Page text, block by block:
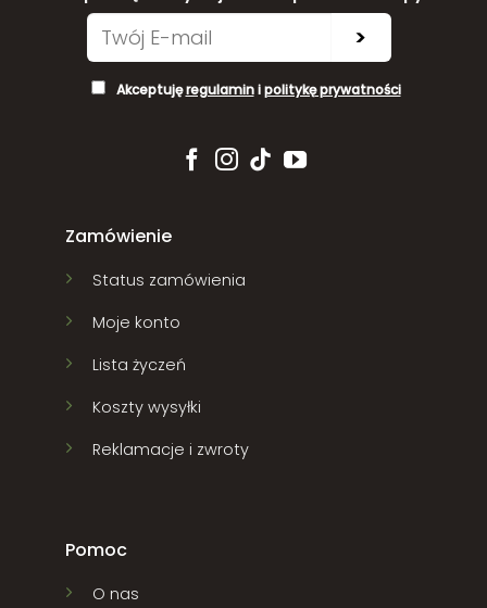
>
Akceptujęregulaminipolitykę prywatności
Zamówienie
Status zamówienia
Moje konto
Lista życzeń
Koszty wysyłki
Reklamacje i zwroty
Pomoc
O nas